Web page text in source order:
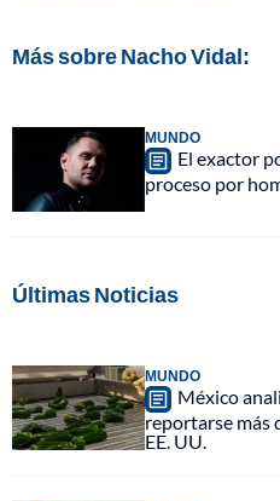
Más sobre Nacho Vidal:
MUNDO
El exactor
proceso por
Últimas Noticias
MUNDO
México
reportarse más
EE. UU.